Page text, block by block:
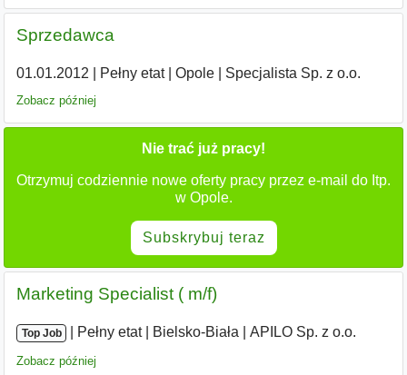
Sprzedawca
01.01.2012 Pełny etat| Opole| Specjalista Sp. z o.o.
Zobacz później
Nie trać już pracy!
Otrzymuj codziennie nowe oferty pracy przez e-mail do Itp.
w Opole.
Subskrybuj teraz
Marketing Specialist ( m/f)
Top Job Pełny etat| Bielsko-Biała APILO Sp. z o.o.
Zobacz później